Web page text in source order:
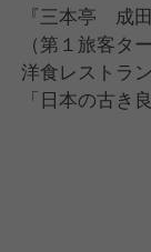
『三本亭 成
（第１旅客タ
洋食レストラ
「日本の古き
広々とした店
本のお客様だ